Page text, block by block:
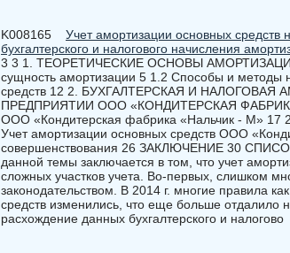
K008165 Учет амортизации основных средств
бухгалтерского и налогового начисления
3 3 1. ТЕОРЕТИЧЕСКИЕ ОСНОВЫ
сущность амортизации 5 1.2 Способы и методы
средств 12 2. БУХГАЛТЕРСКАЯ И
ПРЕДПРИЯТИИ ООО «КОНДИТЕРСКАЯ ФАБРИКА
ООО «Кондитерская фабрика «Нальчик - М» 17
Учет амортизации основных средств ООО
совершенствования 26 ЗАКЛЮЧЕНИЕ 30
данной темы заключается в том, что учет
сложных участков учета. Во-первых, слишком
законодательством. В 2014 г. многие правила
средств изменились, что еще больше отдалило
расхождение данных бухгалтерского и налогово